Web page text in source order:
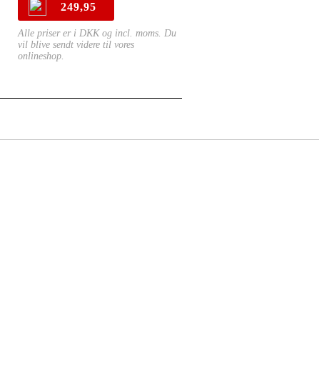
249,95
Alle priser er i DKK og incl. moms. Du
vil blive sendt videre til vores
onlineshop.